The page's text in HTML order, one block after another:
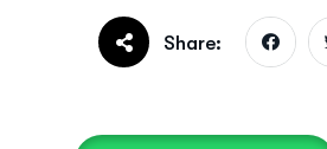
Share: